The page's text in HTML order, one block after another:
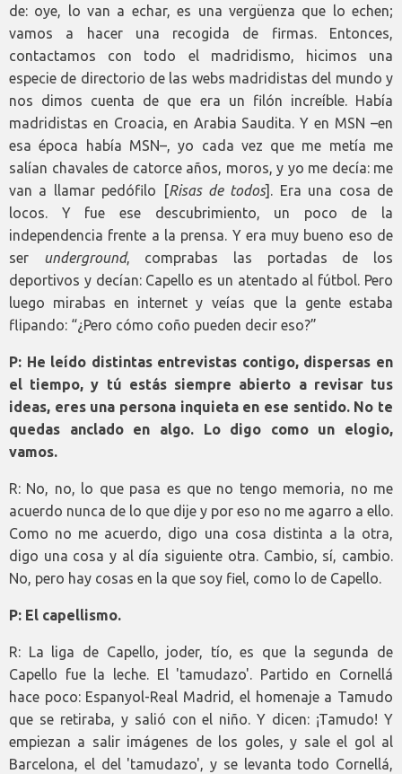
de: oye, lo van a echar, es una vergüenza que lo echen;
vamos a hacer una recogida de firmas. Entonces,
contactamos con todo el madridismo, hicimos una
especie de directorio de las webs madridistas del mundo y
nos dimos cuenta de que era un filón increíble. Había
madridistas en Croacia, en Arabia Saudita. Y en MSN –en
esa época había MSN–, yo cada vez que me metía me
salían chavales de catorce años, moros, y yo me decía: me
van a llamar pedófilo [Risas de todos]. Era una cosa de
locos. Y fue ese descubrimiento, un poco de la
independencia frente a la prensa. Y era muy bueno eso de
ser underground, comprabas las portadas de los
deportivos y decían: Capello es un atentado al fútbol. Pero
luego mirabas en internet y veías que la gente estaba
flipando: “¿Pero cómo coño pueden decir eso?”
P: He leído distintas entrevistas contigo, dispersas en
el tiempo, y tú estás siempre abierto a revisar tus
ideas, eres una persona inquieta en ese sentido. No te
quedas anclado en algo. Lo digo como un elogio,
vamos.
R: No, no, lo que pasa es que no tengo memoria, no me
acuerdo nunca de lo que dije y por eso no me agarro a ello.
Como no me acuerdo, digo una cosa distinta a la otra,
digo una cosa y al día siguiente otra. Cambio, sí, cambio.
No, pero hay cosas en la que soy fiel, como lo de Capello.
P: El capellismo.
R: La liga de Capello, joder, tío, es que la segunda de
Capello fue la leche. El 'tamudazo'. Partido en Cornellá
hace poco: Espanyol-Real Madrid, el homenaje a Tamudo
que se retiraba, y salió con el niño. Y dicen: ¡Tamudo! Y
empiezan a salir imágenes de los goles, y sale el gol al
Barcelona, el del 'tamudazo', y se levanta todo Cornellá,